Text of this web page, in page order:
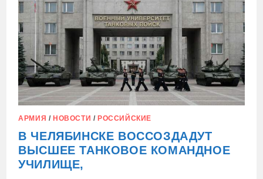
АРМИЯ / НОВОСТИ / РОССИЙСКИЕ
В ЧЕЛЯБИНСКЕ ВОССОЗДАДУТ
ВЫСШЕЕ ТАНКОВОЕ КОМАНДНОЕ
УЧИЛИЩЕ,